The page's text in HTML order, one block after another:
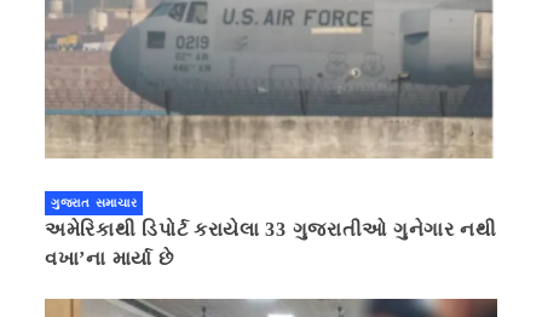
ગુજરાત સમાચાર
અમેરિકાથી ડિપોર્ટ કરાયેલા 33 ગુજરાતીઓ ગુનેગાર નથી
વખા’ના માર્યા છે